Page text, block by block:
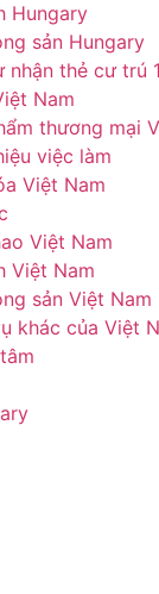
Hungary
sản Hungary
nhận thẻ cư trú
Nam
thương mại
việc làm
Việt Nam
Việt Nam
Việt Nam
sản Việt Nam
khác của Việt